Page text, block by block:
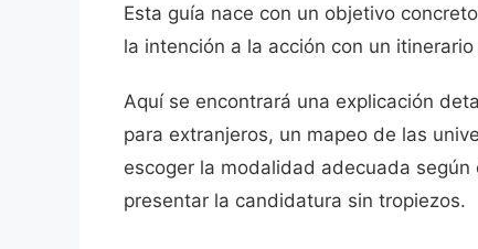
Esta guía nace con un objetivo
la intención a la acción con un
Aquí se encontrará una explicación
para extranjeros, un mapeo de las
escoger la modalidad adecuada
presentar la candidatura sin tropiezos.